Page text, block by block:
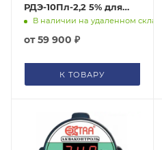
РДЭ-10Пл-2,2 5% для
систем полива Extra
4002150000
В наличии на удаленном складе
от59 900 ₽
К ТОВАРУ